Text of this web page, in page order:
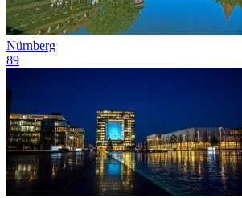
Nürnberg
89